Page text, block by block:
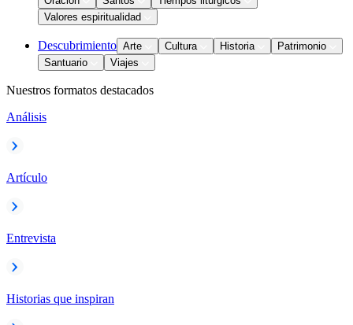
Valores espiritualidad
Descubrimiento Arte Cultura Historia
Patrimonio
Santuario
Viajes
Nuestros formatos destacados
Análisis
Artículo
Entrevista
Historias que inspiran